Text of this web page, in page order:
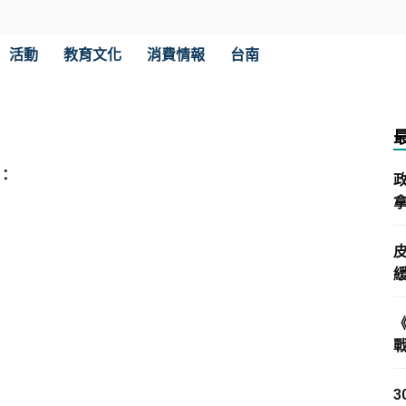
活動 教育文化 消費情報 台南